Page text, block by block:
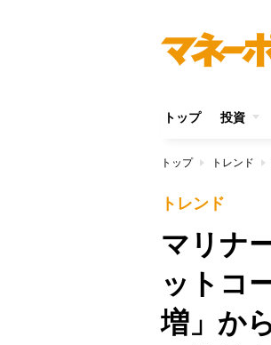
トップ 投資
トップ トレンド
トレンド
マリナ
ットコ
増」か